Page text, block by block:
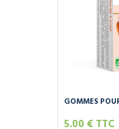
GOMMES
5.00 € TTC